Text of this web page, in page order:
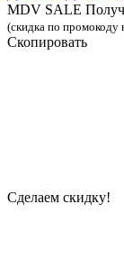
MDV SALE
(скидка по промокоду
Скопировать
Сделаем скидку!